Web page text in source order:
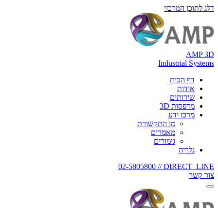
דלג לתוכן המרכזי
AMP 3D
Industrial Systems
דף הבית
אודות
שירותים
מדפסות 3D
מרכז ידע
מן התקשורת
מאמרים
גימורים
גלריה
DIRECT_LINE //
02-5805800
צור קשר